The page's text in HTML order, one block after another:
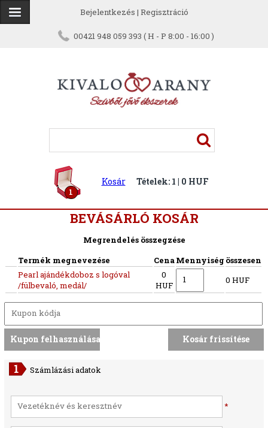
Bejelentkezés | Regisztráció
00421 948 059 393 ( H - P 8:00 - 16:00 )
1
Kosár Tételek: 1 | 0 HUF
BEVÁSÁRLÓ KOSÁR
Megrendelés összegzése
Termék megnevezése
CenaMennyiség összesen
Pearl ajándékdoboz s logóval
/fülbevaló, medál/
0
HUF
0 HUF
Számlázási adatok
*